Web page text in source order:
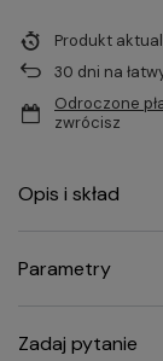
Produkt
30 dni na
Odroczone
zwrócisz
Opis i skład
Parametry
Zadaj pytanie